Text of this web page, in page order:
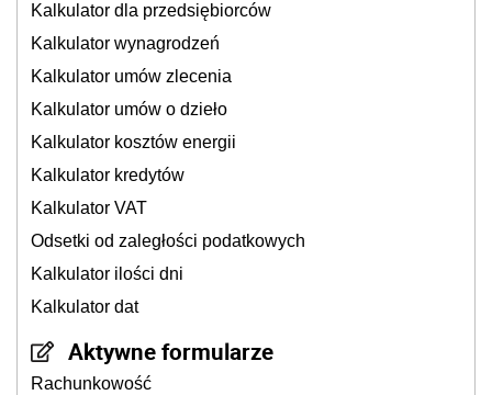
Kalkulator dla przedsiębiorców
Kalkulator wynagrodzeń
Kalkulator umów zlecenia
Kalkulator umów o dzieło
Kalkulator kosztów energii
Kalkulator kredytów
Kalkulator VAT
Odsetki od zaległości podatkowych
Kalkulator ilości dni
Kalkulator dat
Aktywne formularze
Rachunkowość